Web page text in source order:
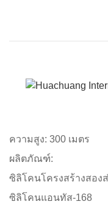
ความสูง: 300 เมตร
ผลิตภัณฑ์:
ซิลิโคนโครงสร้างสอง
ซิลิโคนแอนทัส-168